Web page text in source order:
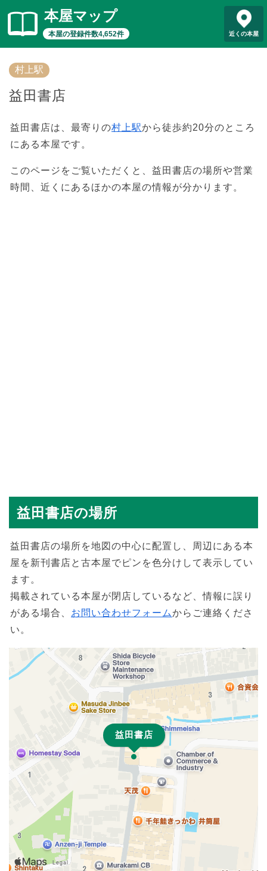
本屋マップ
本屋の登録件数4,652件 近くの本屋
村上駅
益田書店
益田書店は、最寄りの村上駅から徒歩約20分のところ
にある本屋です。
このページをご覧いただくと、益田書店の場所や営業
時間、近くにあるほかの本屋の情報が分かります。
益田書店の場所
益田書店の場所を地図の中心に配置し、周辺にある本
屋を新刊書店と古本屋でピンを色分けして表示してい
ます。
掲載されている本屋が閉店しているなど、情報に誤り
がある場合、 お問い合わせフォームからご連絡くださ
い。
益田書店